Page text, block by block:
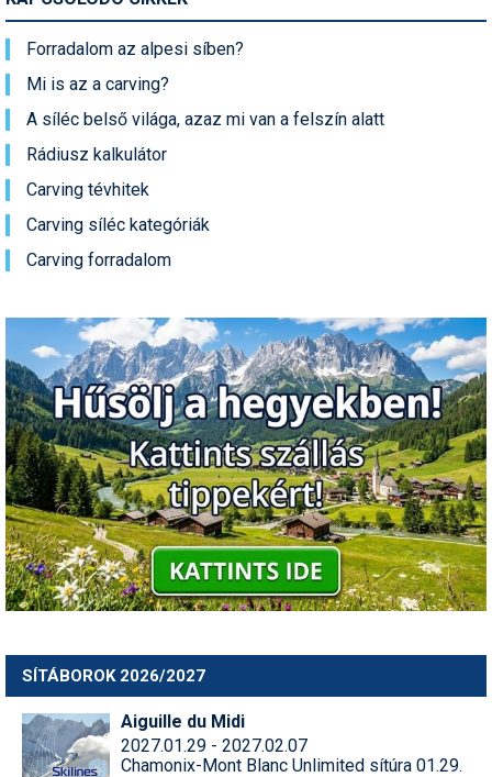
Forradalom az alpesi síben?
Mi is az a carving?
A síléc belső világa, azaz mi van a felszín alatt
Rádiusz kalkulátor
Carving tévhitek
Carving síléc kategóriák
Carving forradalom
SÍTÁBOROK 2026/2027
Aiguille du Midi
2027.01.29 - 2027.02.07
Chamonix-Mont Blanc Unlimited sítúra 01.29.